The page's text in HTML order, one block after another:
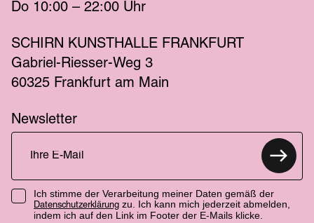
Do 10:00 – 22:00 Uhr
SCHIRN KUNSTHALLE FRANKFURT
Gabriel-Riesser-Weg 3
60325 Frankfurt am Main
Newsletter
Ich stimme der Verarbeitung meiner Daten gemäß der
Datenschutzerklärung zu. Ich kann mich jederzeit abmelden,
indem ich auf den Link im Footer der E-Mails klicke.